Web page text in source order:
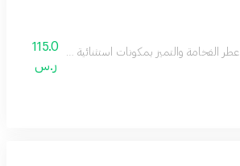
عطر الفخامة والتميز بمكونات استثنائية مختارة بعناية
115.0
ر.س